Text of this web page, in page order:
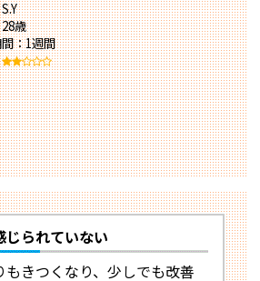
歳
：1週間
じられていない
もきつくなり、少しでも改善